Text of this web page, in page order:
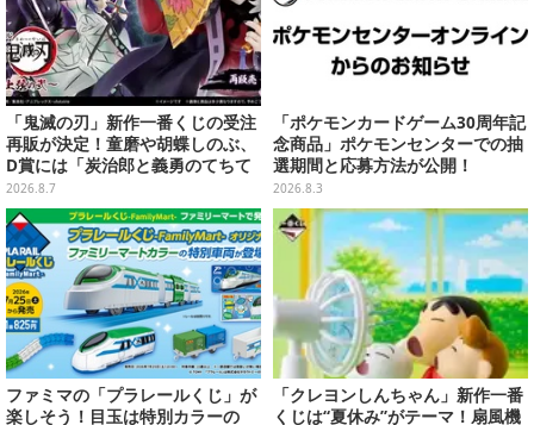
「鬼滅の刃」新作一番くじの受注
再販が決定！童磨や胡蝶しのぶ、
D賞には「炭治郎と義勇のてちて
ちフィギュア」も
2026.8.7
「ポケモンカードゲーム30周年記
念商品」ポケモンセンターでの抽
選期間と応募方法が公開！
2026.8.3
ファミマの「プラレールくじ」が
楽しそう！目玉は特別カラーの
「クレヨンしんちゃん」新作一番
くじは“夏休み”がテーマ！扇風機